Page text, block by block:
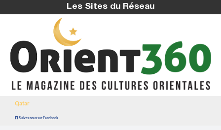
Les Sites du Réseau
Qatar
Suivez nous sur Facebook